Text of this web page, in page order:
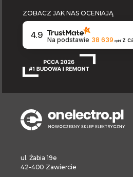
ZOBACZ JAK NAS OCENIAJĄ
4.9 Na podstawie 38 639 opinii z
ul. Żabia 19e
42-400 Zawiercie